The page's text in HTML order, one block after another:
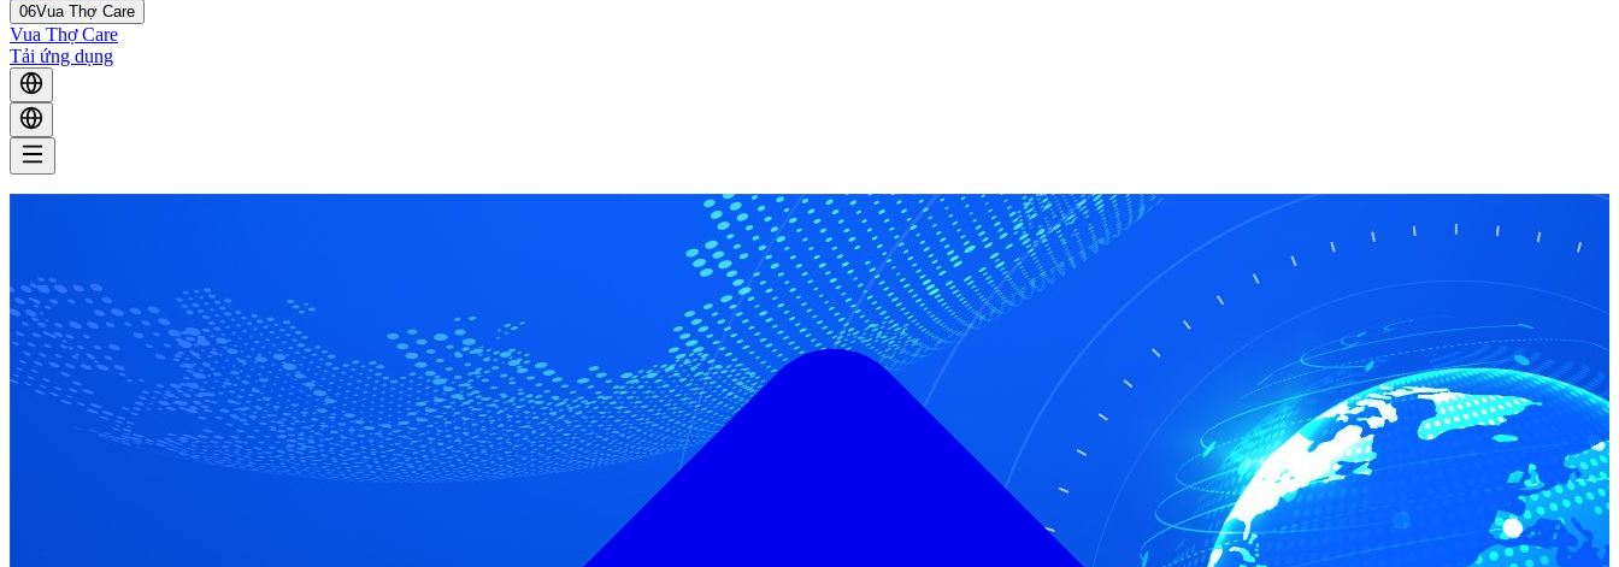
06Vua Thợ Care
Vua Thợ Care
Tải ứng dụng